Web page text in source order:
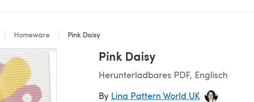
Homeware Pink Daisy
Pink Daisy
Herunterladbares PDF, Englisch
By Lina Pattern World UK